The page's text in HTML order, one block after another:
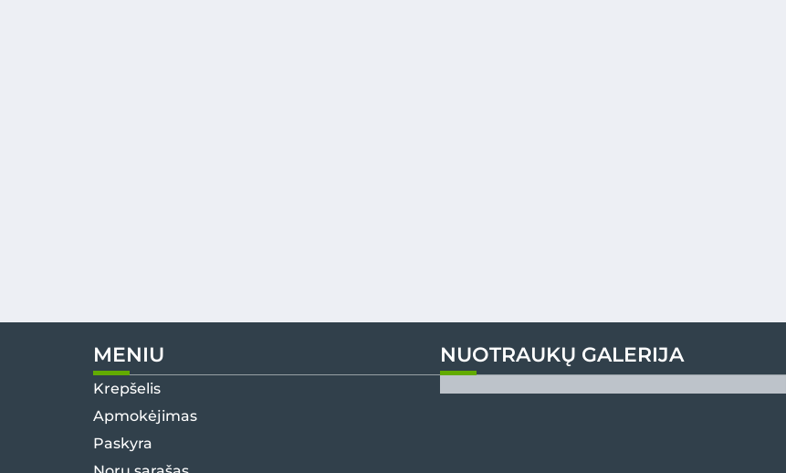
MENIU
Krepšelis
Apmokėjimas
Paskyra
NUOTRAUKŲ GALERIJA